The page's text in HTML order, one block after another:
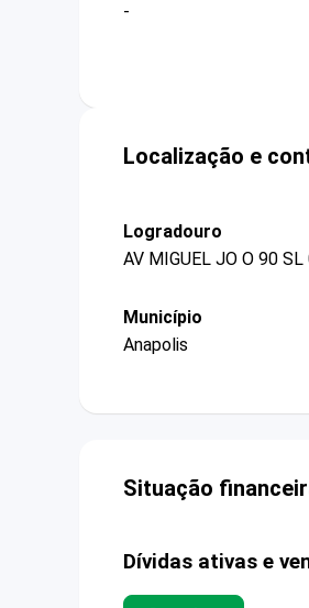
-
Localização e
Logradouro
AV MIGUEL JO O 90 SL
Município
Anapolis
Situação
Dívidas ativas e